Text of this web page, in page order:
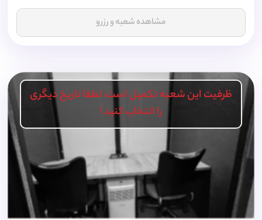
مشاهده شعبه و رزرو
ظرفیت این شعبه تکمیل است، لطفا تاریخ دیگری
را انتخاب کنید !